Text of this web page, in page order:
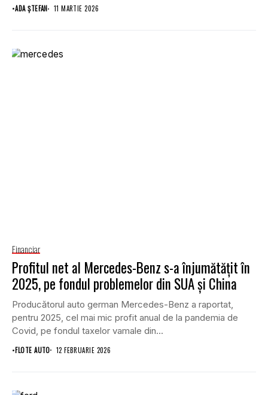
•ADA ȘTEFAN 11 MARTIE 2026
Financiar
Profitul net al Mercedes-Benz s-a înjumătățit în
2025, pe fondul problemelor din SUA și China
Producătorul auto german Mercedes-Benz a raportat,
pentru 2025, cel mai mic profit anual de la pandemia de
Covid, pe fondul taxelor vamale din...
•FLOTE AUTO 12 FEBRUARIE 2026